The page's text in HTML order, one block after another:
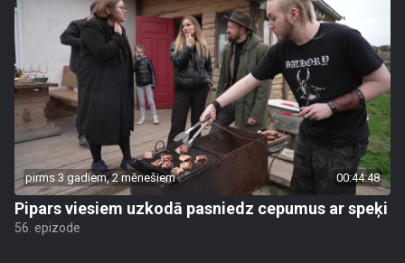
pirms 3 gadiem, 2 mēnešiem 00:44:48
Pipars viesiem uzkodā pasniedz cepumus ar speķi
56. epizode